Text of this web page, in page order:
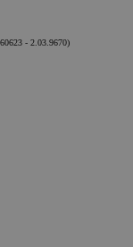
- 2.03.9670)